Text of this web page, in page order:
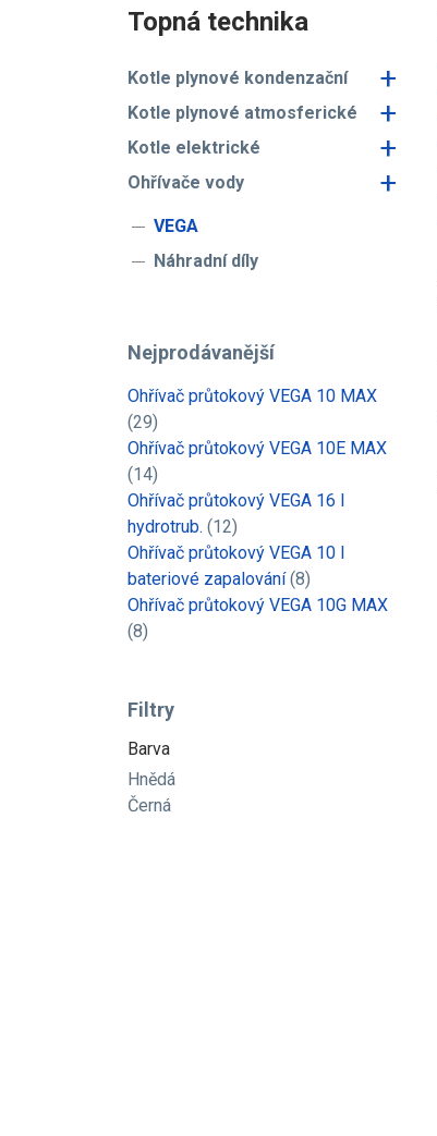
Topná technika
Kotle plynové kondenzační +
Kotle plynové atmosferické +
Kotle elektrické +
Ohřívače vody +
VEGA
Náhradní díly
Nejprodávanější
Ohřívač průtokový VEGA 10 MAX
(29)
Ohřívač průtokový VEGA 10E MAX
(14)
Ohřívač průtokový VEGA 16 l
hydrotrub. (12)
Ohřívač průtokový VEGA 10 l
bateriové zapalování(8)
Ohřívač průtokový VEGA 10G MAX
(8)
Filtry
Barva
Hnědá
Černá